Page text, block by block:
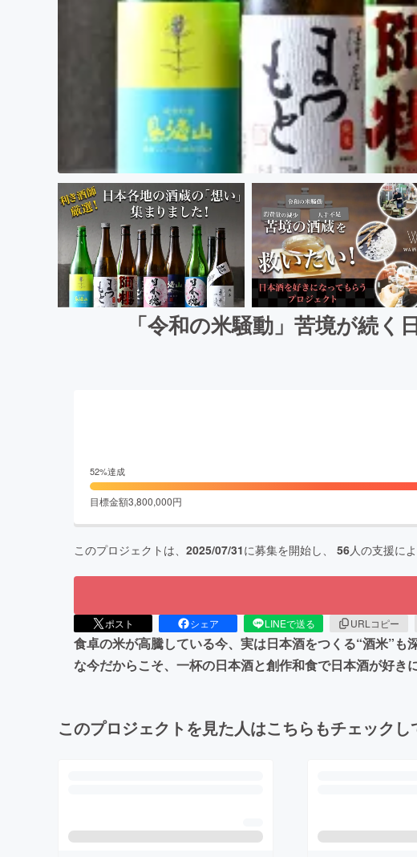
「令和の米騒動」苦境が続
52%達成
目標金額3,800,000円
このプロジェクトは、 2025/07/31に募集を開始し、 56人の支援に
ポスト シェア LINEで送る URLコピー
食卓の米が高騰している今、実は日本酒をつくる“酒米”
な今だからこそ、一杯の日本酒と創作和食で日本酒が好
このプロジェクトを見た人はこちらもチェックし